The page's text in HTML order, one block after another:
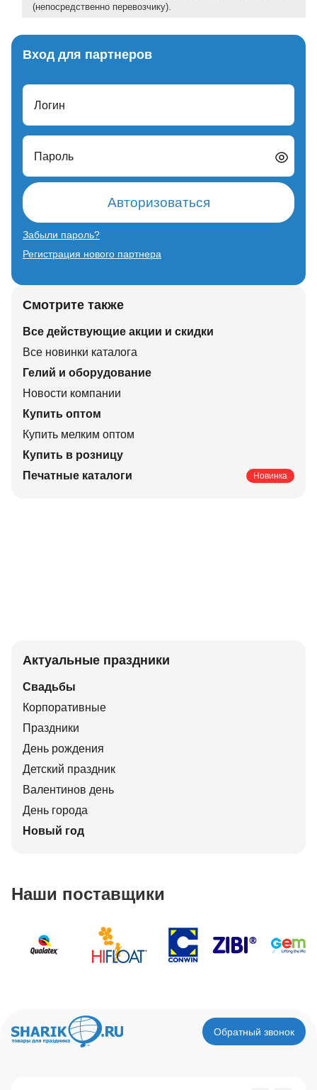
(непосредственно перевозчику).
Вход для партнеров
Логин
Пароль
Авторизоваться
Забыли пароль?
Регистрация нового партнера
Смотрите также
Все действующие акции и скидки
Все новинки каталога
Гелий и оборудование
Новости компании
Купить оптом
Купить мелким оптом
Купить в розницу
Печатные каталоги
Новинка
Актуальные праздники
Свадьбы
Корпоративные
Праздники
День рождения
Детский праздник
Валентинов день
День города
Новый год
Наши поставщики
Обратный звонок